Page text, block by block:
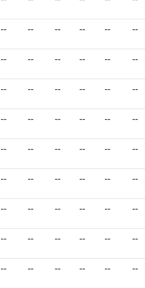
-- -- -- -- -- --
-- -- -- -- -- --
-- -- -- -- -- --
-- -- -- -- -- --
-- -- -- -- -- --
-- -- -- -- -- --
-- -- -- -- -- --
-- -- -- -- -- --
-- -- -- -- -- --